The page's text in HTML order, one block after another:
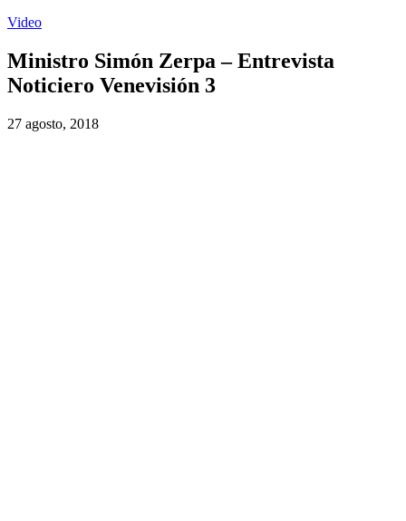
Video
Ministro Simón Zerpa – Entrevista
Noticiero Venevisión 3
27 agosto, 2018